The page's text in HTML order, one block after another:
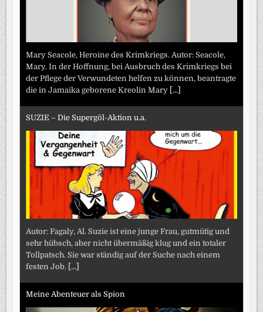
Mary Seacole, Heroine des Krimkriegs. Autor: Seacole,
Mary. In der Hoffnung, bei Ausbruch des Krimkriegs bei
der Pflege der Verwundeten helfen zu können, beantragte
die in Jamaika geborene Kreolin Mary [...]
SUZIE – Die Supergöl-Aktion u.a.
Autor: Fagaly, Al. Suzie ist eine junge Frau, gutmütig und
sehr hübsch, aber nicht übermäßig klug und ein totaler
Tollpatsch. Sie war ständig auf der Suche nach einem
festen Job. [...]
Meine Abenteuer als Spion